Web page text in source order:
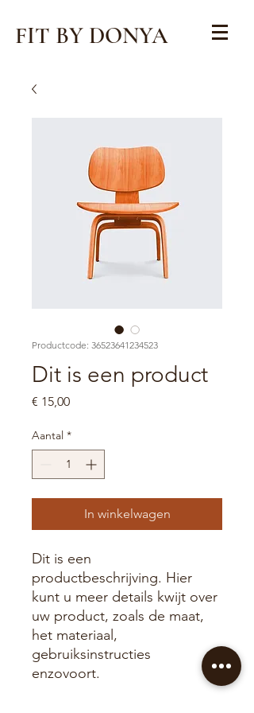
FIT BY DONYA
Productcode: 36523641234523
Dit is een product
€ 15,00Prijs
Aantal *
In winkelwagen
Dit is een
productbeschrijving. Hier
kunt u meer details kwijt over
uw product, zoals de maat,
het materiaal,
gebruiksinstructies
enzovoort.